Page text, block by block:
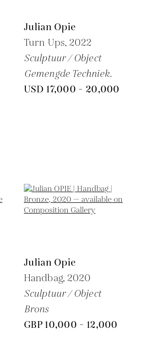
Julian Opie
Turn Ups, 2022
Sculptuur / Object
Gemengde Techniek.
USD 17,000 - 20,000
Julian Opie
Handbag, 2020
Sculptuur / Object
Brons
GBP 10,000 - 12,000